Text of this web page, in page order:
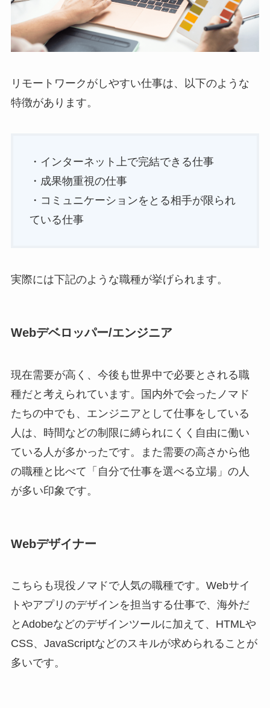
リモートワークがしやすい仕事は、以下のような
特徴があります。
・インターネット上で完結できる仕事
・成果物重視の仕事
・コミュニケーションをとる相手が限られ
ている仕事
実際には下記のような職種が挙げられます。
Webデベロッパー/エンジニア
現在需要が高く、今後も世界中で必要とされる職
種だと考えられています。国内外で会ったノマド
たちの中でも、エンジニアとして仕事をしている
人は、時間などの制限に縛られにくく自由に働い
ている人が多かったです。また需要の高さから他
の職種と比べて「自分で仕事を選べる立場」の人
が多い印象です。
Webデザイナー
こちらも現役ノマドで人気の職種です。Webサイ
トやアプリのデザインを担当する仕事で、海外だ
とAdobeなどのデザインツールに加えて、HTMLや
CSS、JavaScriptなどのスキルが求められることが
多いです。